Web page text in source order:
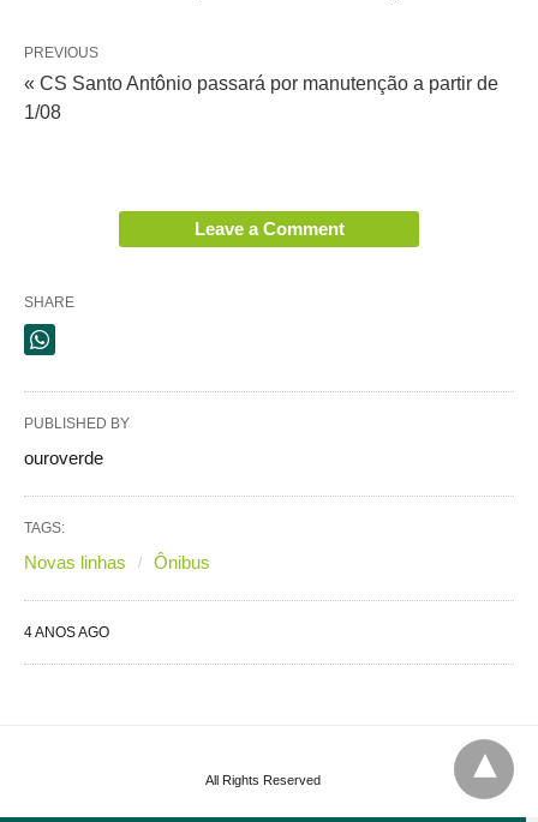
PREVIOUS
« CS Santo Antônio passará por manutenção a partir de
1/08
Leave a Comment
SHARE
PUBLISHED BY
ouroverde
TAGS:
Novas linhas Ônibus
4 ANOS AGO
All Rights Reserved